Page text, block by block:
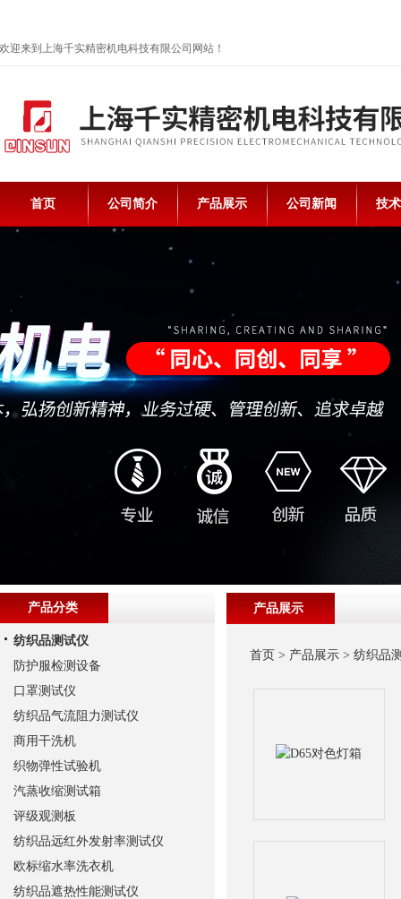
欢迎来到上海千实精密机电科技有限公司网站！
首页 公司简介 产品展示 公司新闻 技
产品展示
首页 > 产品展示 >纺织品
产品分类
纺织品测试仪
防护服检测设备
口罩测试仪
纺织品气流阻力测试仪
商用干洗机
织物弹性试验机
汽蒸收缩测试箱
评级观测板
纺织品远红外发射率测试仪
欧标缩水率洗衣机
纺织品遮热性能测试仪